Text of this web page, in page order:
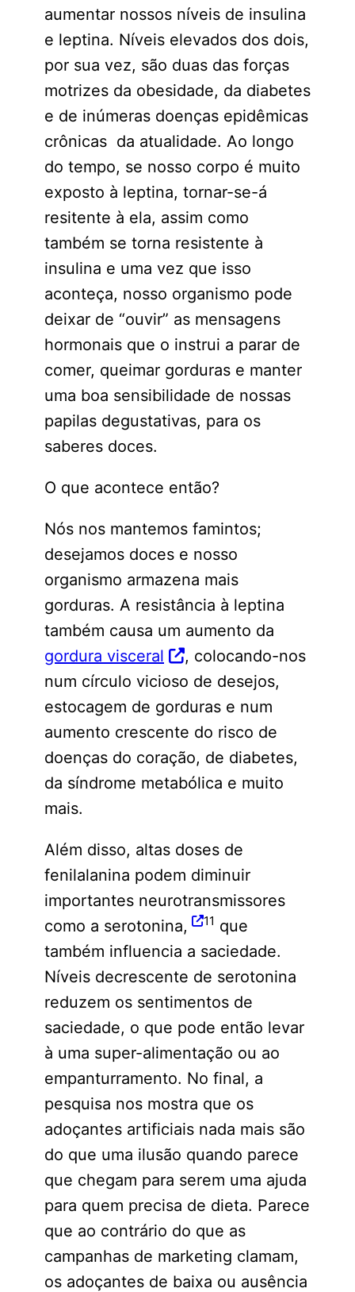
aumentar nossos níveis de insulina
e leptina. Níveis elevados dos dois,
por sua vez, são duas das forças
motrizes da obesidade, da diabetes
e de inúmeras doenças epidêmicas
crônicas da atualidade. Ao longo
do tempo, se nosso corpo é muito
exposto à leptina, tornar-se-á
resitente à ela, assim como
também se torna resistente à
insulina e uma vez que isso
aconteça, nosso organismo pode
deixar de “ouvir” as mensagens
hormonais que o instrui a parar de
comer, queimar gorduras e manter
uma boa sensibilidade de nossas
papilas degustativas, para os
saberes doces.
O que acontece então?
Nós nos mantemos famintos;
desejamos doces e nosso
organismo armazena mais
gorduras. A resistância à leptina
também causa um aumento da
gordura visceral
, colocando-nos
num círculo vicioso de desejos,
estocagem de gorduras e num
aumento crescente do risco de
doenças do coração, de diabetes,
da síndrome metabólica e muito
mais.
Além disso, altas doses de
fenilalanina podem diminuir
importantes neurotransmissores
como a serotonina,
11 que
também influencia a saciedade.
Níveis decrescente de serotonina
reduzem os sentimentos de
saciedade, o que pode então levar
à uma super-alimentação ou ao
empanturramento. No final, a
pesquisa nos mostra que os
adoçantes artificiais nada mais são
do que uma ilusão quando parece
que chegam para serem uma ajuda
para quem precisa de dieta. Parece
que ao contrário do que as
campanhas de marketing clamam,
os adoçantes de baixa ou ausência